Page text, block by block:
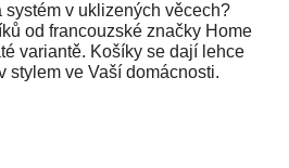
systém v uklizených věcech?
od francouzské značky Home
variantě. Košíky se dají lehce
stylem ve Vaší domácnosti.